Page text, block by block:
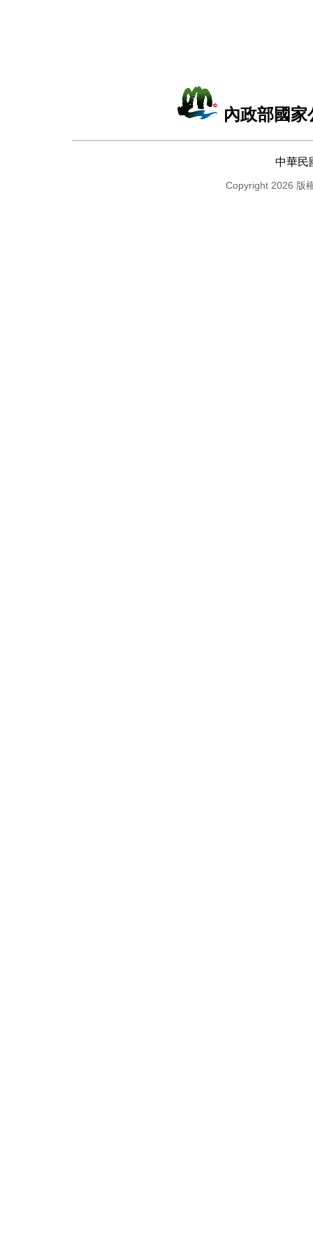
內政部國
中華民
Copyright 2026 版